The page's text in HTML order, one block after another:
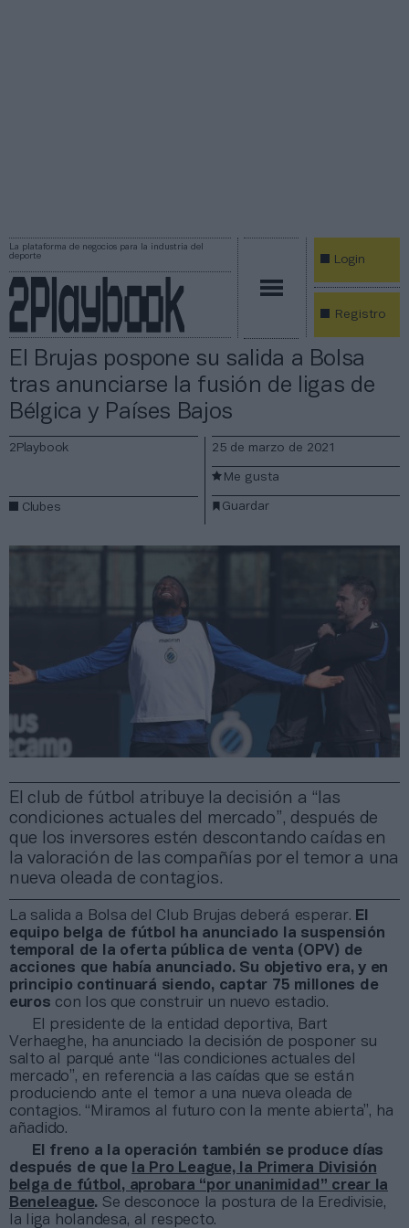
La plataforma de negocios para la industria del
deporte
Login
Registro
El Brujas pospone su salida a Bolsa
tras anunciarse la fusión de ligas de
Bélgica y Países Bajos
El club de fútbol atribuye la decisión a “las
condiciones actuales del mercado”, después de
que los inversores estén descontando caídas en
la valoración de las compañías por el temor a una
nueva oleada de contagios.
2Playbook
Clubes
25 de marzo de 2021
Guardar
Me gusta
La salida a Bolsa del Club Brujas deberá esperar. El
equipo belga de fútbol ha anunciado la suspensión
temporal de la oferta pública de venta (OPV) de
acciones que había anunciado. Su objetivo era, y en
principio continuará siendo, captar 75 millones de
euros con los que construir un nuevo estadio.
El presidente de la entidad deportiva, Bart
Verhaeghe, ha anunciado la decisión de posponer su
salto al parqué ante “las condiciones actuales del
mercado”, en referencia a las caídas que se están
produciendo ante el temor a una nueva oleada de
contagios. “Miramos al futuro con la mente abierta”, ha
añadido.
El freno a la operación también se produce días
después de que
la Pro League, la Primera División
belga de fútbol, aprobara “por unanimidad” crear la
Beneleague. Se desconoce la postura de la Eredivisie,
la liga holandesa, al respecto.